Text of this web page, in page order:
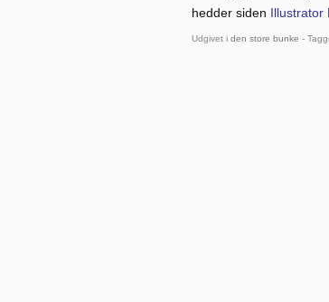
hedder siden Illustrator
Udgivet i den store bunke -